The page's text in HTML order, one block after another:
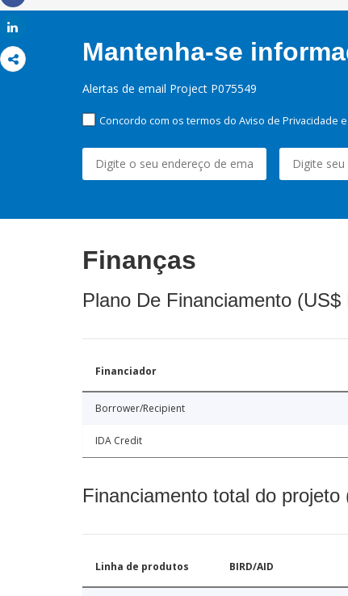
Share
Mantenha-se
Alertas de email Project P075549
Concordo com os termos do Aviso de
Finanças
Plano De Financiamento (US$
Financiador
Borrower/Recipient
IDA Credit
Financiamento total do projeto
Linha de produtos BIRD/AID